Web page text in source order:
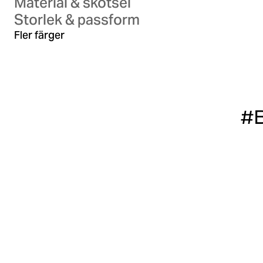
Storlek & passform
Fler färger
Black Beauty